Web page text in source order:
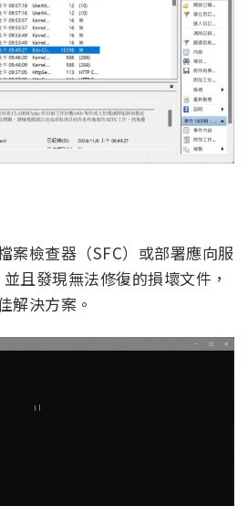
案檢查器（SFC）或部署應向服
且發現無法修復的損壞文件，
解決方案。